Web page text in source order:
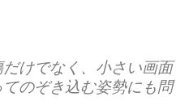
けでなく、小さい画面
のぞき込む姿勢にも問